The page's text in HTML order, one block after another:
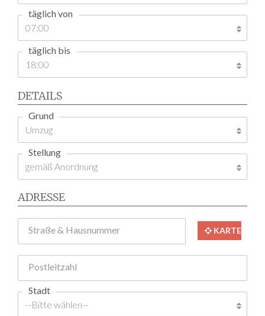
täglich von
täglich bis
DETAILS
Grund
Stellung
ADRESSE
Straße & Hausnummer KARTE
Postleitzahl
Stadt